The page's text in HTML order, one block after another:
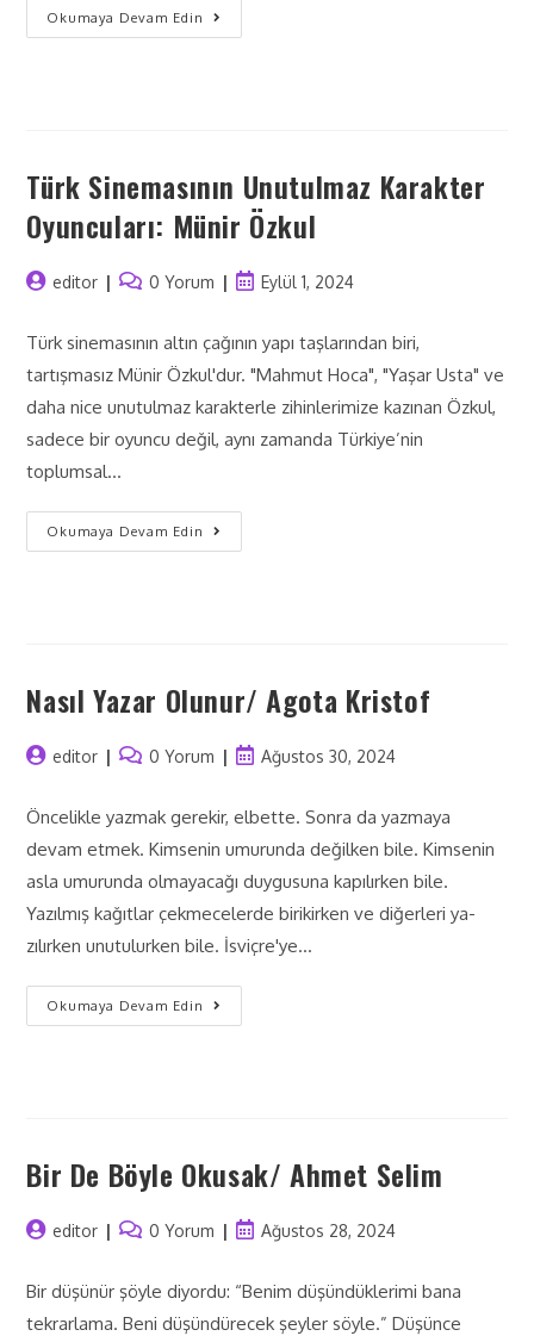
Okumaya Devam Edin
Türk Sinemasının Unutulmaz Karakter
Oyuncuları: Münir Özkul
editor 0 Yorum Eylül 1, 2024
Türk sinemasının altın çağının yapı taşlarından biri,
tartışmasız Münir Özkul'dur. "Mahmut Hoca", "Yaşar Usta" ve
daha nice unutulmaz karakterle zihinlerimize kazınan Özkul,
sadece bir oyuncu değil, aynı zamanda Türkiye’nin
toplumsal…
Okumaya Devam Edin
Nasıl Yazar Olunur/ Agota Kristof
editor 0 Yorum Ağustos 30, 2024
Öncelikle yazmak gerekir, elbette. Sonra da yazmaya
devam etmek. Kimsenin umurunda değilken bile. Kimse­nin
asla umurunda olmayacağı duygusuna kapılırken bile.
Yazılmış kağıtlar çekmecelerde birikirken ve diğerleri ya­
zılırken unutulurken bile. İsviçre'ye…
Okumaya Devam Edin
Bir De Böyle Okusak/ Ahmet Selim
editor 0 Yorum Ağustos 28, 2024
Bir düşünür şöyle diyordu: “Benim düşündüklerimi bana
tekrarlama. Beni düşündürecek şeyler söyle.” Düşünce